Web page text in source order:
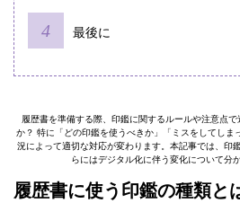
最後に
履歴書を準備する際、印鑑に関するルールや注意点
か？ 特に「どの印鑑を使うべきか」「ミスをしてしま
況によって適切な対応が変わります。本記事では、印
らにはデジタル化に伴う変化について分
履歴書に使う印鑑の種類と